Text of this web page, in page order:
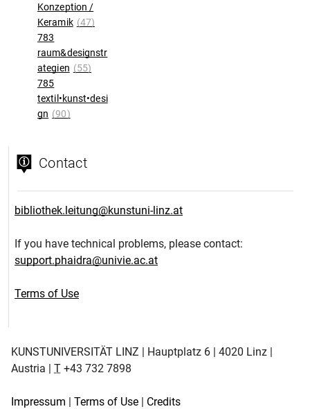
Konzeption /
Keramik (47)
783
raum&designstr
ategien (55)
785
textil•kunst•desi
gn (90)
Contact
bibliothek.leitung@kunstuni-linz.at
If you have technical problems, please contact:
support.phaidra@univie.ac.at
Terms of Use
KUNSTUNIVERSITÄT LINZ | Hauptplatz 6 | 4020 Linz |
Austria | T +43 732 7898
Impressum | Terms of Use | Credits